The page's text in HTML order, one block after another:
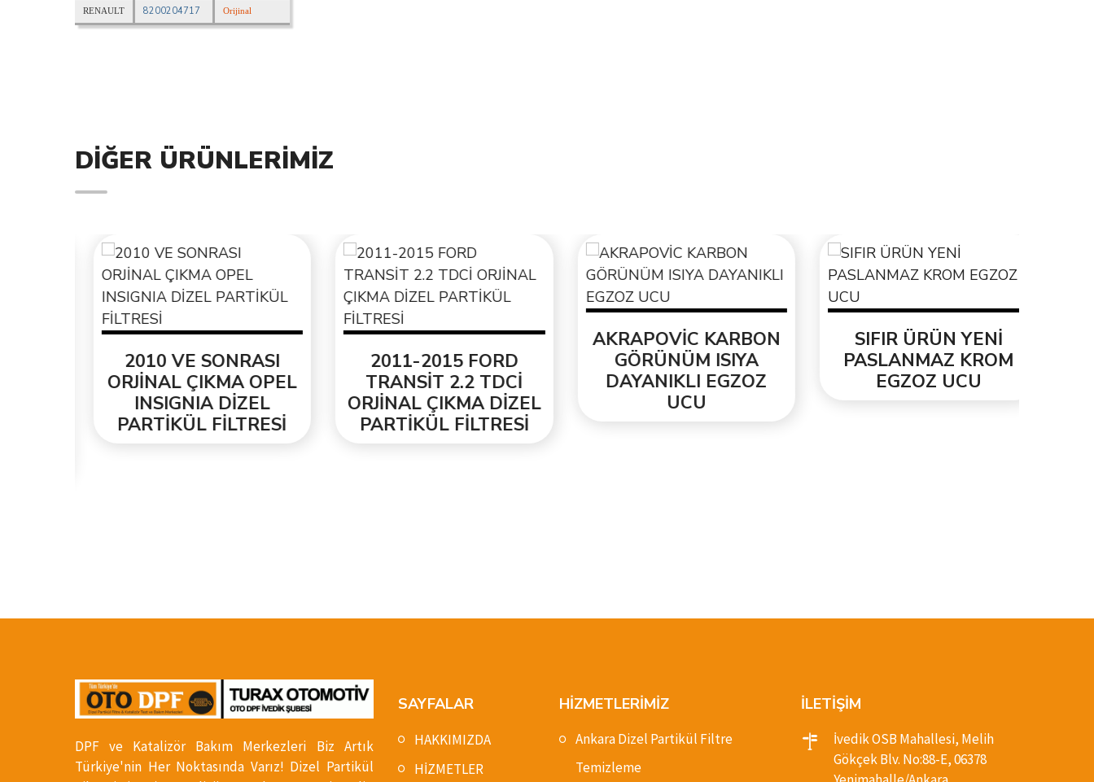
RENAULT 8200204717 Orijinal
DIĞER ÜRÜNLERIMIZ
2010 VE SONRASI
ORJİNAL ÇIKMA OPEL
INSIGNIA DİZEL
PARTİKÜL FİLTRESİ
2011-2015 FORD
TRANSİT 2.2 TDCİ
ORJİNAL ÇIKMA DİZEL
PARTİKÜL FİLTRESİ
AKRAPOVİC KARBON
GÖRÜNÜM ISIYA
DAYANIKLI EGZOZ
UCU
SIFIR ÜRÜN YENİ
PASLANMAZ KROM
EGZOZ UCU
DPF ve Katalizör Bakım Merkezleri Biz Artık
Türkiye'nin Her Noktasında Varız! Dizel Partikül
SAYFALAR
HAKKIMIZDA
HİZMETLER
HİZMETLERİMİZ
Ankara Dizel Partikül Filtre
Temizleme
İLETİŞİM
İvedik OSB Mahallesi, Melih
Gökçek Blv. No:88-E, 06378